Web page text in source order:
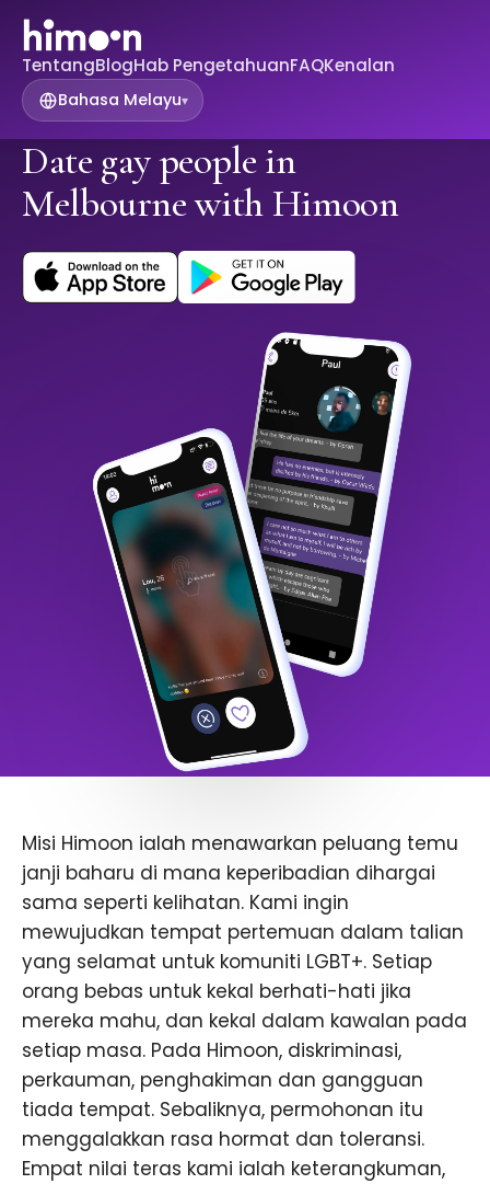
TentangBlogHab PengetahuanFAQKenalan
Bahasa Melayu▾
Date gay people in
Melbourne with Himoon
Misi Himoon ialah menawarkan peluang temu
janji baharu di mana keperibadian dihargai
sama seperti kelihatan. Kami ingin
mewujudkan tempat pertemuan dalam talian
yang selamat untuk komuniti LGBT+. Setiap
orang bebas untuk kekal berhati-hati jika
mereka mahu, dan kekal dalam kawalan pada
setiap masa. Pada Himoon, diskriminasi,
perkauman, penghakiman dan gangguan
tiada tempat. Sebaliknya, permohonan itu
menggalakkan rasa hormat dan toleransi.
Empat nilai teras kami ialah keterangkuman,